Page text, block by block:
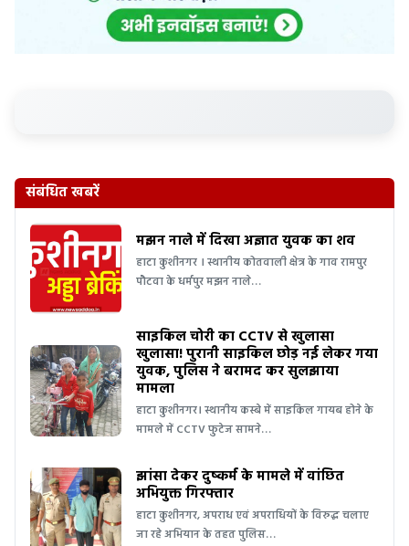
संबंधित खबरें
मझन नाले में दिखा अज्ञात युवक का शव
हाटा कुशीनगर । स्थानीय कोतवाली क्षेत्र के गाव रामपुर
पौटवा के धर्मपुर मझन नाले…
साइकिल चोरी का CCTV से खुलासा
खुलासा! पुरानी साइकिल छोड़ नई लेकर गया
युवक, पुलिस ने बरामद कर सुलझाया
मामला
हाटा कुशीनगर। स्थानीय कस्बे में साइकिल गायब होने के
मामले में CCTV फुटेज सामने…
झांसा देकर दुष्कर्म के मामले में वांछित
अभियुक्त गिरफ्तार
हाटा कुशीनगर, अपराध एवं अपराधियों के विरुद्ध चलाए
जा रहे अभियान के तहत पुलिस…